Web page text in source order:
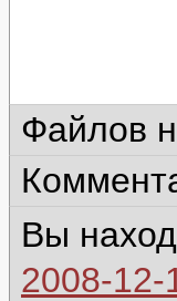
Файлов
Вы
2008-12-